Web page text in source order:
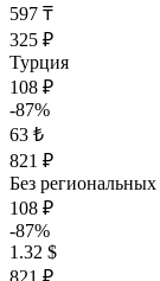
597 ₸
325 ₽
Турция
108 ₽
-87%
63 ₺
821 ₽
Без
108 ₽
-87%
1.32 $
821 ₽